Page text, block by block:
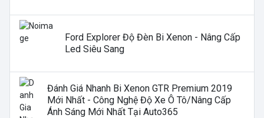
Ford Explorer Độ Đèn Bi Xenon - Nâng Cấp
Led Siêu Sang
Đánh Giá Nhanh Bi Xenon GTR Premium 2019
Mới Nhất - Công Nghệ Độ Xe Ô Tô/nâng Cấp
Ánh Sáng Mới Nhất Tại Auto365